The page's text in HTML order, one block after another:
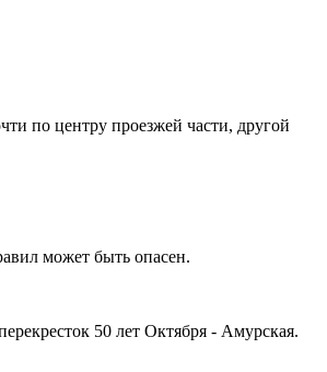
по центру проезжей части, другой
может быть опасен.
50 лет Октября - Амурская.